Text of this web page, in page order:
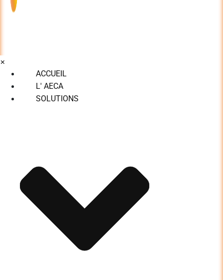
×
ACCUEIL
L' AECA
SOLUTIONS